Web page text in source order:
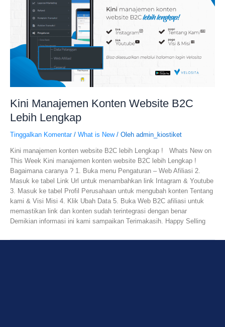
Kini Manajemen Konten Website B2C
Lebih Lengkap
Tinggalkan Komentar / What is New/ Oleh admin_kiostiket
Kini manajemen konten website B2C lebih Lengkap ! Whats New on
This Week Kini manajemen konten website B2C lebih Lengkap !
Bagaimana caranya ? 1. Buka menu Pengaturan – Web Afiliasi 2.
Masuk ke tabel Link Url untuk menambahkan link Intagram & Youtube
3. Masuk ke tabel Profil Perusahaan untuk mengubah konten Tentang
kami & Visi Misi 4. Klik Ubah Data 5. Buka Web B2C afiliasi untuk
memastikan link dan konten sudah terintegrasi dengan benar
Demikian informasi ini kami sampaikan Terimakasih. Happy Selling